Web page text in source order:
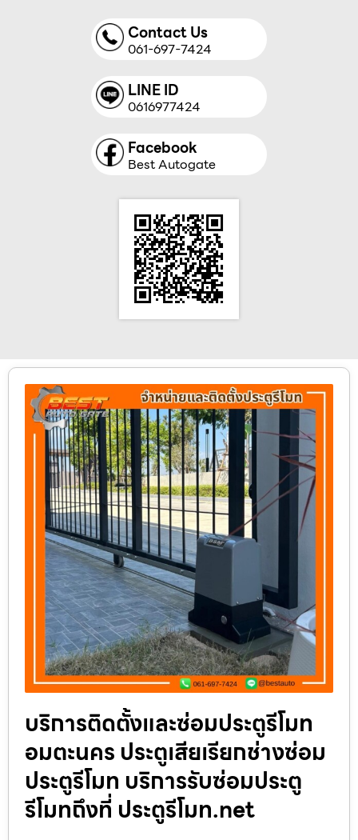
Contact Us
061-697-7424
LINE ID
0616977424
Facebook
Best Autogate
บริการติดตั้งและซ่อมประตูรีโมท
อมตะนคร ประตูเสียเรียกช่างซ่อม
ประตูรีโมท บริการรับซ่อมประตู
รีโมทถึงที่ ประตูรีโมท.net